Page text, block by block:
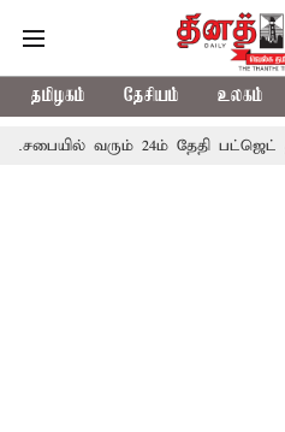
தமிழகம் தேசியம் உலகம்
வரும் 24ம் தேதி பட்ஜெட் தாக்கல்